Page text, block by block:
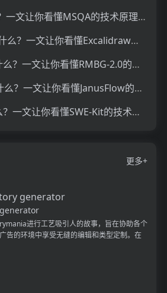
MSQA是什么？一文让你看懂MSQA的技术原理、主要功能、应用场景
Excalidraw是什么？一文让你看懂Excalidraw的技术原理、主要功能、应用场景
RMBG-2.0是什么？一文让你看懂RMBG-2.0的技术原理、主要功能、应用场景
JanusFlow是什么？一文让你看懂JanusFlow的技术原理、主要功能、应用场景
SWE-Kit是什么？一文让你看懂SWE-Kit的技术原理、主要功能、应用场景
更多+
进行工艺吸引人的故事，旨在协助各个
告的环境中享受无缝的编辑和类型定制。在